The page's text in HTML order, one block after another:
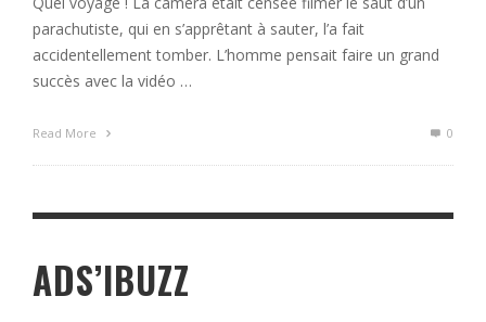
parachutiste, qui en s’apprêtant à sauter, l’a fait
accidentellement tomber. L’homme pensait faire un grand
succès avec la vidéo …
Read More 0
ADS’IBUZZ